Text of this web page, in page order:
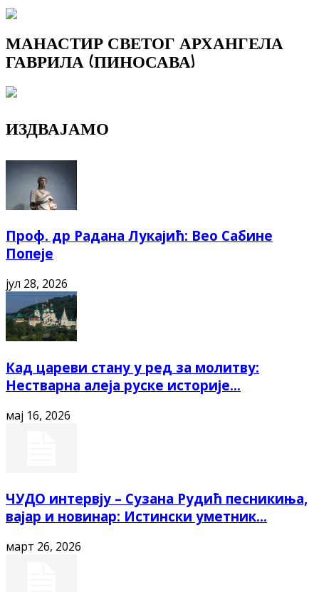
МАНАСТИР СВЕТОГ АРХАНГЕЛА
ГАВРИЛА (ПИНОСАВА)
ИЗДВАЈАМО
Проф. др Радана Лукајић: Вео Сабине
Попеје
јул 28, 2026
Кад цареви стану у ред за молитву:
Нестварна алеја руске историје...
мај 16, 2026
ЧУДО интервју – Сузана Рудић песникиња,
вајар и новинар: Истински уметник...
март 26, 2026